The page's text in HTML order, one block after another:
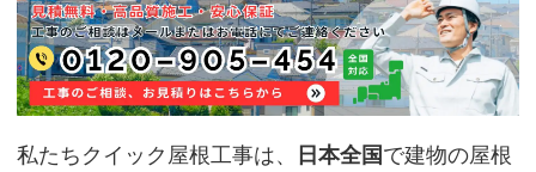
私たちクイック屋根工事は、 日本全国で建物の屋根